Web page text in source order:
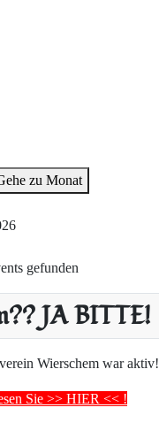
JA BITTE!
Wierschem war aktiv!
Sie >> HIER << !
zu Monat
gefunden